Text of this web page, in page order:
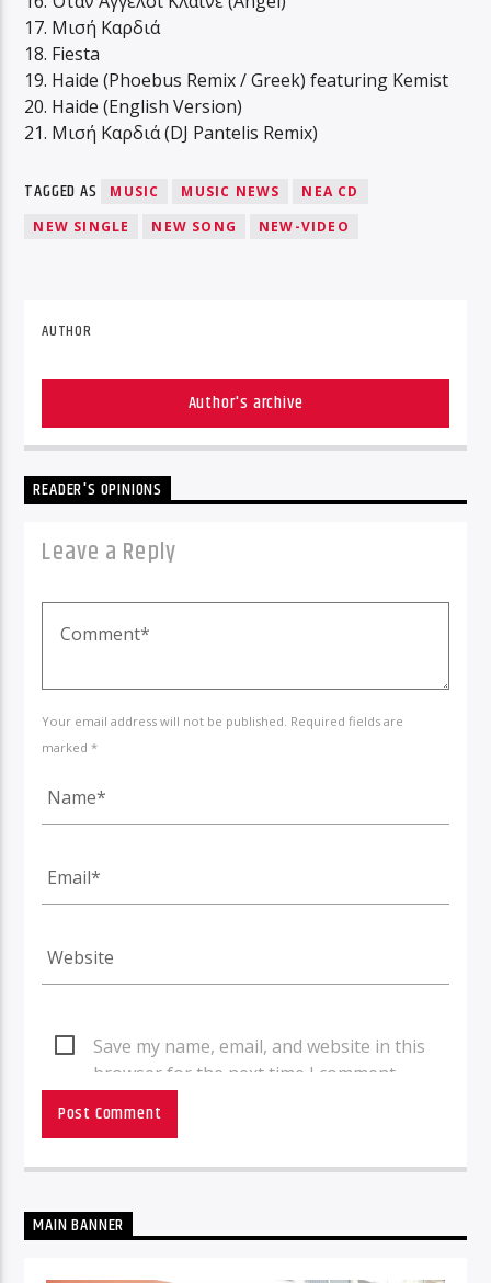
17. Μισή Καρδιά
18. Fiesta
19. Haide (Phoebus Remix / Greek) featuring Kemist
20. Haide (English Version)
21. Μισή Καρδιά (DJ Pantelis Remix)
TAGGED AS MUSIC MUSIC NEWS
NEA CD
NEW SINGLE
NEW SONG NEW-VIDEO
AUTHOR
Author's archive
READER'S OPINIONS
Leave a Reply
Your email address will not be published. Required fields are
marked *
Save my name, email, and website in this
browser for the next time I comment.
MAIN BANNER